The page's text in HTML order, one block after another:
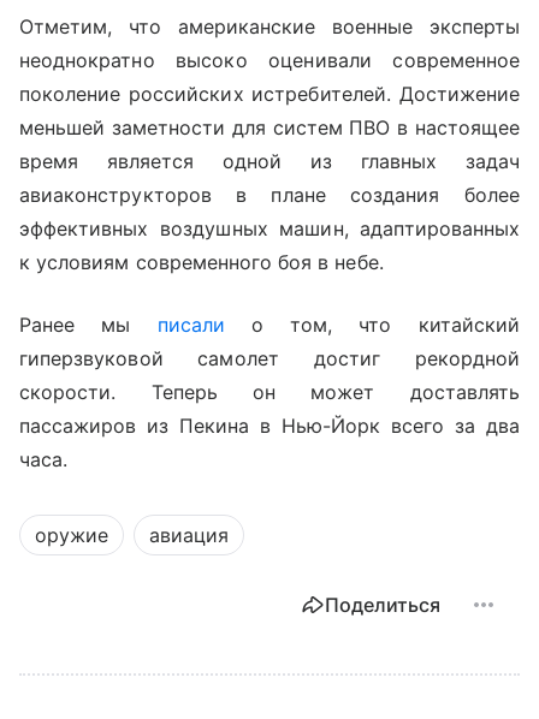
Отметим, что американские военные эксперты
неоднократно высоко оценивали современное
поколение российских истребителей. Достижение
меньшей заметности для систем ПВО в настоящее
время является одной из главных задач
авиаконструкторов в плане создания более
эффективных воздушных машин, адаптированных
к условиям современного боя в небе.
Ранее мы писали о том, что китайский
гиперзвуковой самолет достиг рекордной
скорости. Теперь он может доставлять
пассажиров из Пекина в Нью-Йорк всего за два
часа.
оружие авиация
Поделиться